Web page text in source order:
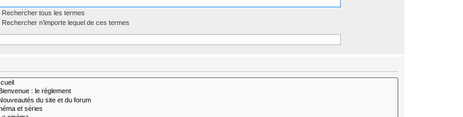
Rechercher tous les termes
Rechercher n’importe lequel de ces termes